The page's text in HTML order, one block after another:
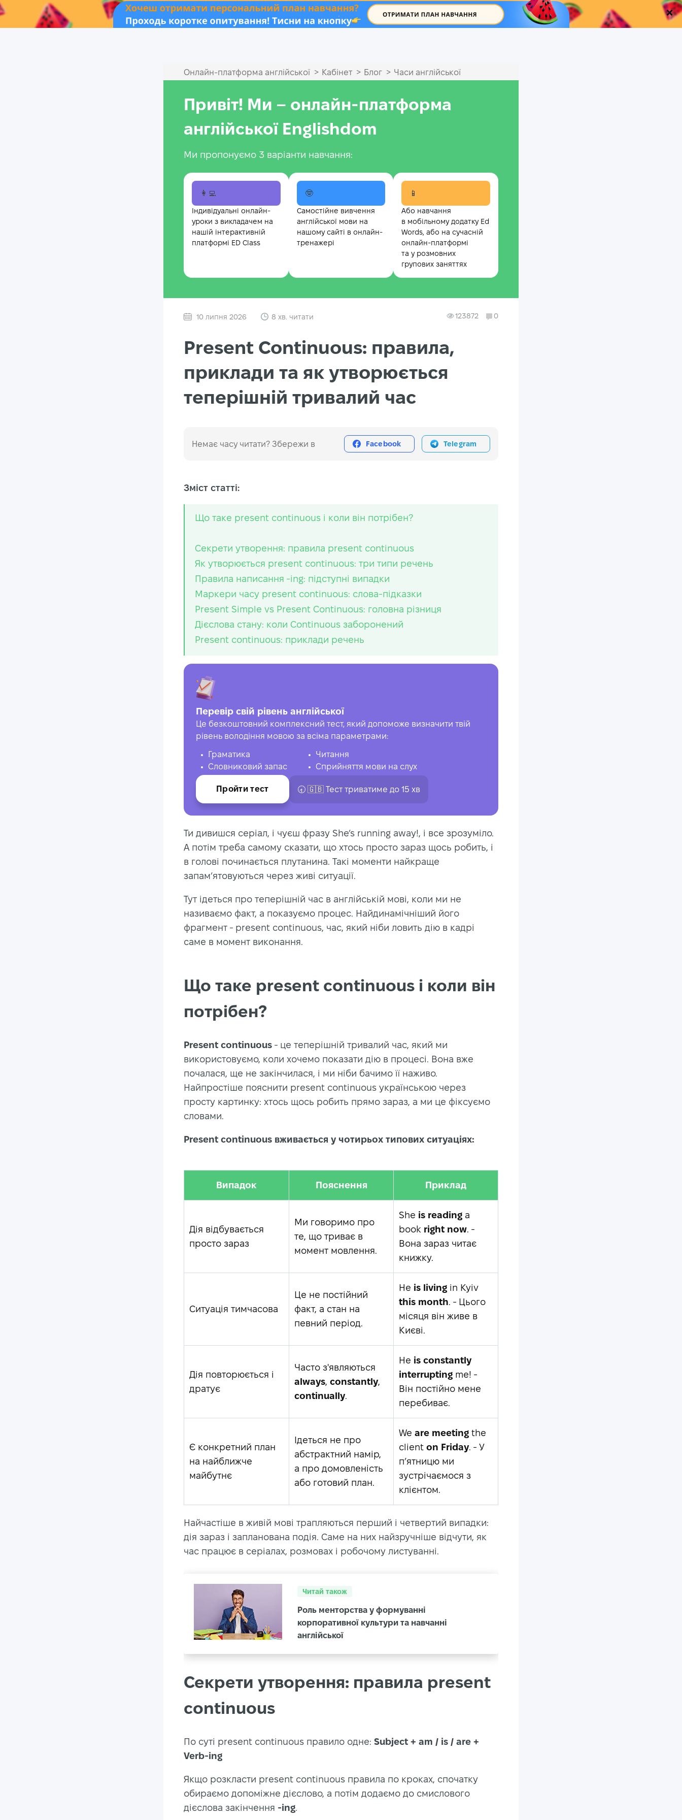
.
Онлайн‑платформа англійської > Кабінет > Блог > Часи англійської
Привіт! Ми – онлайн-платформа
англійської Englishdom
Ми пропонуємо 3 варіанти навчання:
👩‍💻
Індивідуальні онлайн-
уроки з викладачем на
нашій інтерактивній
платформі ED Class
🤓
Самостійне вивчення
англійської мови на
нашому сайті в онлайн-
тренажері
📱
Або навчання
в мобільному додатку Ed
Words, або на сучасній
онлайн-платформі
та у розмовних
групових заняттях
10 липня 2026 8 хв. читати 123872 0
Present Continuous: правила,
приклади та як утворюється
теперішній тривалий час
Немає часу читати? Збережи в Facebook Telegram
Зміст статті:
Що таке present continuous і коли він потрібен?
Секрети утворення: правила present continuous
Як утворюється present continuous: три типи речень
Правила написання -ing: підступні випадки
Маркери часу present continuous: слова-підказки
Present Simple vs Present Continuous: головна різниця
Дієслова стану: коли Continuous заборонений
Present continuous: приклади речень
Перевір свій рівень англійської
Це безкоштовний комплексний тест, який допоможе визначити твій
рівень володіння мовою за всіма параметрами:
Граматика
Словниковий запас
Читання
Сприйняття мови на слух
Пройти тест 🕣 🇬🇧 Тест триватиме до 15 хв
Ти дивишся серіал, і чуєш фразу She’s running away!, і все зрозуміло.
А потім треба самому сказати, що хтось просто зараз щось робить, і
в голові починається плутанина. Такі моменти найкраще
запам’ятовуються через живі ситуації.
Тут ідеться про теперішній час в англійській мові, коли ми не
називаємо факт, а показуємо процес. Найдинамічніший його
фрагмент - present continuous, час, який ніби ловить дію в кадрі
саме в момент виконання.
Що таке present continuous і коли він
потрібен?
Present continuous - це теперішній тривалий час, який ми
використовуємо, коли хочемо показати дію в процесі. Вона вже
почалася, ще не закінчилася, і ми ніби бачимо її наживо.
Найпростіше пояснити present continuous українською через
просту картинку: хтось щось робить прямо зараз, а ми це фіксуємо
словами.
Present continuous вживається у чотирьох типових ситуаціях:
Випадок Пояснення Приклад
Дія відбувається
просто зараз
Ми говоримо про
те, що триває в
момент мовлення.
She is reading a
book right now. -
Вона зараз читає
книжку.
Ситуація тимчасова
Це не постійний
факт, а стан на
певний період.
He is living in Kyiv
this month. - Цього
місяця він живе в
Києві.
Дія повторюється і
дратує
Часто з'являються
always, constantly,
continually.
He is constantly
interrupting me! -
Він постійно мене
перебиває.
Є конкретний план
на найближче
майбутнє
Ідеться не про
абстрактний намір,
а про домовленість
або готовий план.
We are meeting the
client on Friday. - У
п’ятницю ми
зустрічаємося з
клієнтом.
Найчастіше в живій мові трапляються перший і четвертий випадки:
дія зараз і запланована подія. Саме на них найзручніше відчути, як
час працює в серіалах, розмовах і робочому листуванні.
Читай також
Роль менторства у формуванні
корпоративної культури та навчанні
англійської
Секрети утворення: правила present
continuous
По суті present continuous правило одне: Subject + am / is / are +
Verb-ing
Якщо розкласти present continuous правила по кроках, спочатку
обираємо допоміжне дієслово, а потім додаємо до смислового
дієслова закінчення -ing.